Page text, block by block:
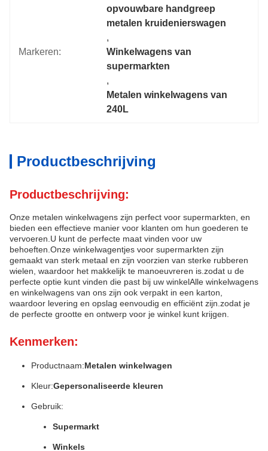
Markeren:
opvouwbare handgreep
metalen kruidenierswagen
,
Winkelwagens van
supermarkten
,
Metalen winkelwagens van
240L
Productbeschrijving
Productbeschrijving:
Onze metalen winkelwagens zijn perfect voor supermarkten, en
bieden een effectieve manier voor klanten om hun goederen te
vervoeren.U kunt de perfecte maat vinden voor uw
behoeften.Onze winkelwagentjes voor supermarkten zijn
gemaakt van sterk metaal en zijn voorzien van sterke rubberen
wielen, waardoor het makkelijk te manoeuvreren is.zodat u de
perfecte optie kunt vinden die past bij uw winkelAlle winkelwagens
en winkelwagens van ons zijn ook verpakt in een karton,
waardoor levering en opslag eenvoudig en efficiënt zijn.zodat je
de perfecte grootte en ontwerp voor je winkel kunt krijgen.
Kenmerken:
Productnaam:Metalen winkelwagen
Kleur:Gepersonaliseerde kleuren
Gebruik:
Supermarkt
Winkels